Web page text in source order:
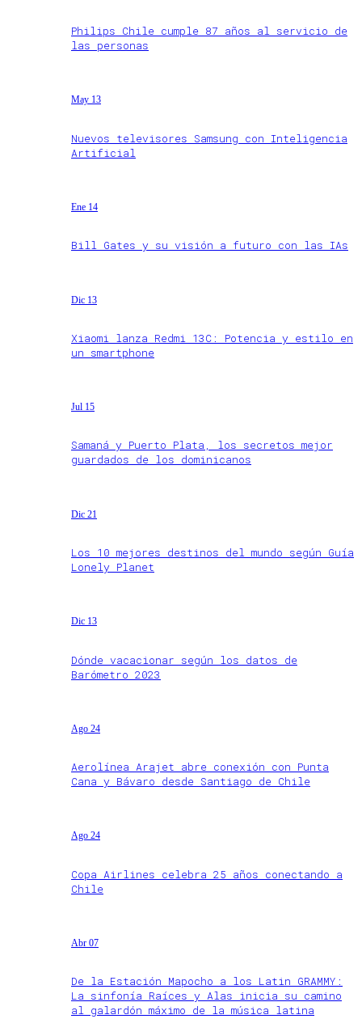
Philips Chile cumple 87 años al servicio de
las personas
May 13
Nuevos televisores Samsung con Inteligencia
Artificial
Ene 14
Bill Gates y su visión a futuro con las IAs
Dic 13
Xiaomi lanza Redmi 13C: Potencia y estilo en
un smartphone
Jul 15
Samaná y Puerto Plata, los secretos mejor
guardados de los dominicanos
Dic 21
Los 10 mejores destinos del mundo según Guía
Lonely Planet
Dic 13
Dónde vacacionar según los datos de
Barómetro 2023
Ago 24
Aerolínea Arajet abre conexión con Punta
Cana y Bávaro desde Santiago de Chile
Ago 24
Copa Airlines celebra 25 años conectando a
Chile
Abr 07
De la Estación Mapocho a los Latin GRAMMY:
La sinfonía Raíces y Alas inicia su camino
al galardón máximo de la música latina